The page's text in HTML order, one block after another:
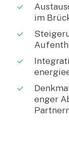
im
enger